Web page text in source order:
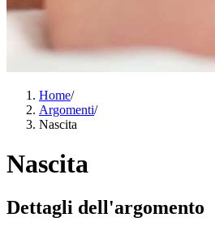
Home/
Argomenti/
Nascita
Nascita
Dettagli dell'argomento